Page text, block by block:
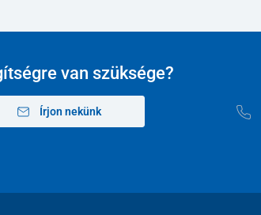
van szüksége?
Írjon nekünk